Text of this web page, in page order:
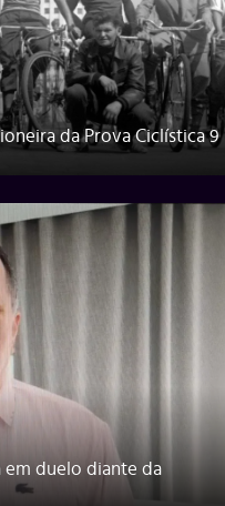
da Prova Ciclística 9
em duelo diante da